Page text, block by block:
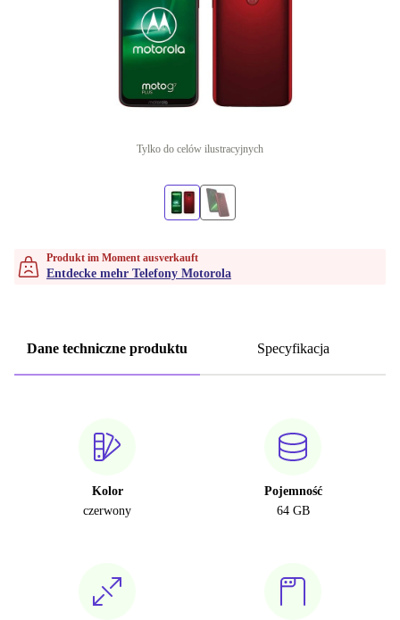
Tylko do celów ilustracyjnych
Produkt im Moment ausverkauft
Entdecke mehr Telefony Motorola
Dane techniczne produktu Specyfikacja
Kolor
czerwony
Pojemność
64 GB